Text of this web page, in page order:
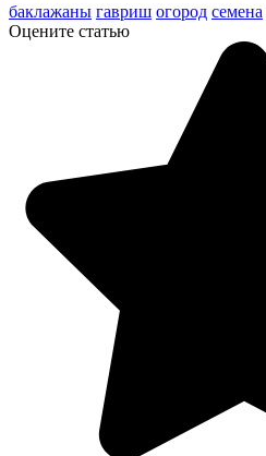
баклажаны гавриш огород семена
Оцените статью